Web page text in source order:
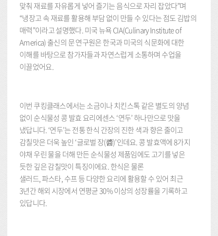
맞춰 재료를 자유롭게 넣어 즐기는 음식으로 자리 잡았다”며
“냉장고 속 재료를 활용해 부담 없이 만들 수 있다는 점도 김밥의
매력”이라고 설명했다. 미국 뉴욕 CIA(Culinary Institute of
America) 출신의 문 연구원은 한국과 미국의 식문화에 대한
이해를 바탕으로 참가자들과 자연스럽게 소통하며 수업을
이끌었어요.
이번 쿠킹클래스에서는 소금이나 치킨스톡 같은 별도의 양념
없이 순식물성 콩 발효 요리에센스 ‘연두’ 하나만으로 맛을
냈답니다. ‘연두’는 전통 한식 간장의 진한 색과 향은 줄이고
감칠맛은 더욱 높인 ‘글로벌 장(醬)’인데요. 콩 발효액에 8가지
야채 우린 물을 더해 만든 순식물성 제품임에도 고기를 넣은
듯한 깊은 감칠맛이 특징이에요. 한식은 물론
샐러드, 파스타, 수프 등 다양한 요리에 활용할 수 있어 최근
3년간 해외 시장에서 연평균 30% 이상의 성장률을 기록하고
있답니다.